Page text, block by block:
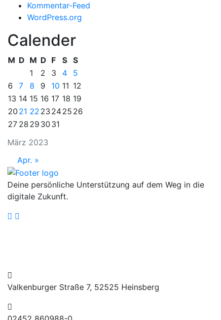
Kommentar-Feed
WordPress.org
Calender
März 2023
M D M D F S S
1
2 3 4
5
6
7 8 9 10 11 12
13 14 15 16 17 18 19
20 21 22 23 2425 26
27 28 29 30 31
Apr. »
Deine persönliche Unterstützung auf dem Weg in die
digitale Zukunft.
Valkenburger Straße 7, 52525 Heinsberg